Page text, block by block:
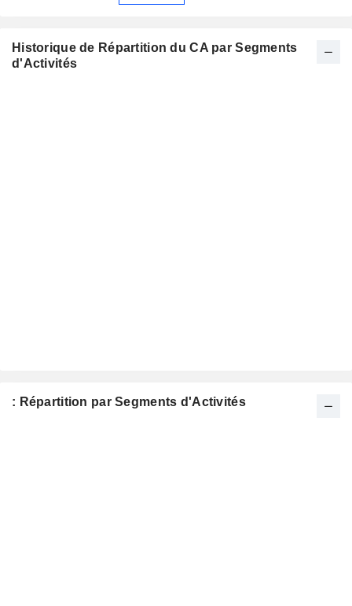
Historique de Répartition du CA par Segments
d'Activités
: Répartition par Segments d'Activités